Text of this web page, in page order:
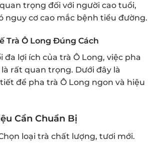
trọng đối với người cao tuổi,
nguy cơ cao mắc bệnh tiểu đường.
Trà Ô Long Đúng Cách
lợi ích của trà Ô Long, việc pha
rất quan trọng. Dưới đây là
để pha trà Ô Long ngon và hiệu
Cần Chuẩn Bị
loại trà chất lượng, tươi mới.